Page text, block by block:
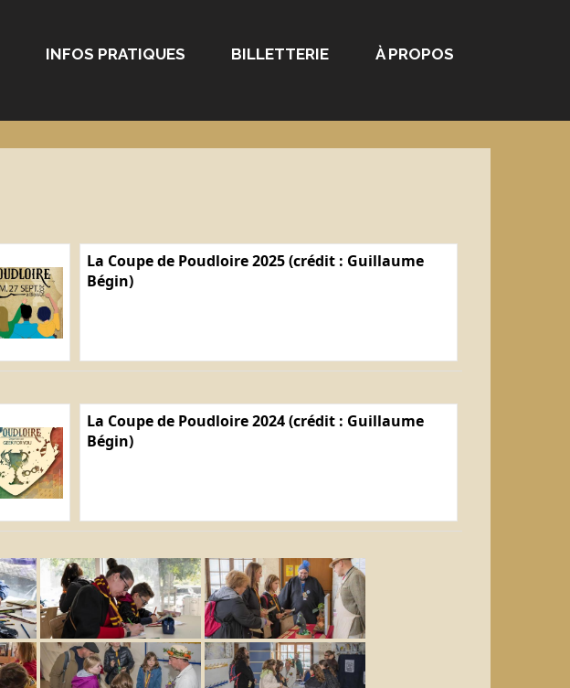
INFOS PRATIQUES BILLETTERIE À PROPOS
La Coupe de Poudloire 2025 (crédit : Guillaume
Bégin)
La Coupe de Poudloire 2024 (crédit : Guillaume
Bégin)